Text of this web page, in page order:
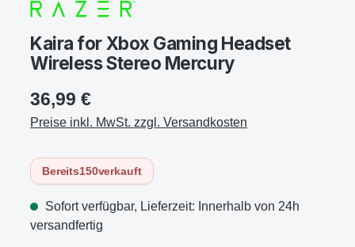
Kaira for Xbox Gaming Headset
Wireless Stereo Mercury
36,99 €
Preise inkl. MwSt. zzgl. Versandkosten
Bereits150verkauft
Sofort verfügbar, Lieferzeit: Innerhalb von 24h
versandfertig